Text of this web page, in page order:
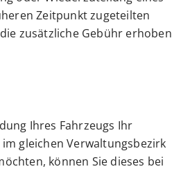
Zeitpunkt zugeteilten
zusätzliche Gebühr erhoben.
Ihres Fahrzeugs Ihr
gleichen Verwaltungsbezirk
können Sie dieses bei